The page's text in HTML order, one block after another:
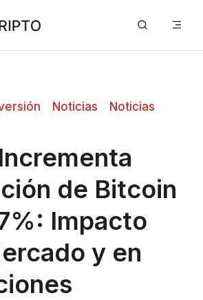
Noticias
Noticias
de Bitcoin
Impacto
y en